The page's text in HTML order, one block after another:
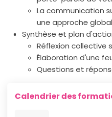
La communication
une approche
Synthèse et plan
Réflexion collective
Élaboration d'une
Questions et
Calendrier des